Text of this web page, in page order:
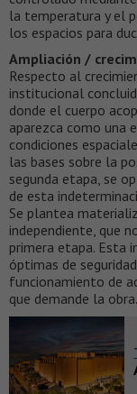
la temperatura y el
los espacios para
Ampliación /
Respecto al
institucional
donde el cuerpo
aparezca como una
condiciones
las bases sobre la
segunda etapa, se
de esta
Se plantea
independiente, que
primera etapa. Esta
óptimas de
funcionamiento de
que demande la obra.